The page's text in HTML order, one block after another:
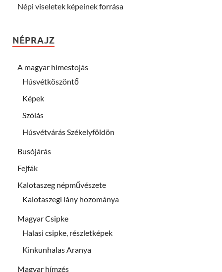
Népi viseletek képeinek forrása
NÉPRAJZ
A magyar hímestojás
Húsvétköszöntő
Képek
Szólás
Húsvétvárás Székelyföldön
Busójárás
Fejfák
Kalotaszeg népművészete
Kalotaszegi lány hozománya
Magyar Csipke
Halasi csipke, részletképek
Kinkunhalas Aranya
Magyar hímzés